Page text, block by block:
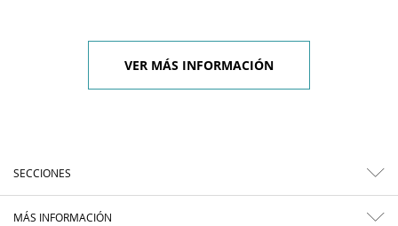
VER MÁS INFORMACIÓN
SECCIONES
MÁS INFORMACIÓN